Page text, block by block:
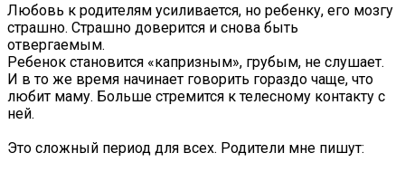
Любовь к родителям усиливается, но ребенку, его мозгу
страшно. Страшно доверится и снова быть
отвергаемым.
Ребенок становится «капризным», грубым, не слушает.
И в то же время начинает говорить гораздо чаще, что
любит маму. Больше стремится к телесному контакту с
ней.
Это сложный период для всех. Родители мне пишут: